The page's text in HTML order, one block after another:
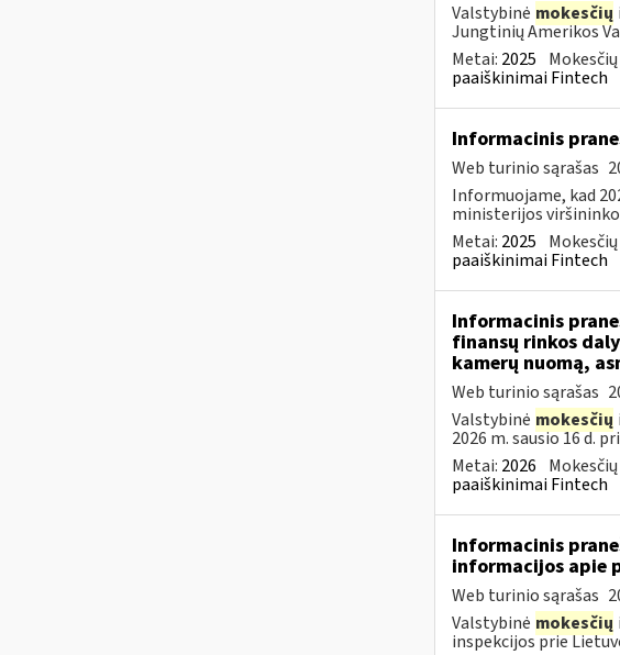
Valstybinė mokesčių
Jungtinių Amerikos
Metai: 2025
paaiškinimai Fintech
Informacinis
Web turinio sąrašas
Informuojame, kad
ministerijos viršininko
Metai: 2025
paaiškinimai Fintech
Informacinis
finansų rinkos
kamerų nuomą,
Web turinio sąrašas
Valstybinė mokesčių
2026 m. sausio 16 d.
Metai: 2026
paaiškinimai Fintech
Informacinis
informacijos apie
Web turinio sąrašas
Valstybinė mokesčių
inspekcijos prie